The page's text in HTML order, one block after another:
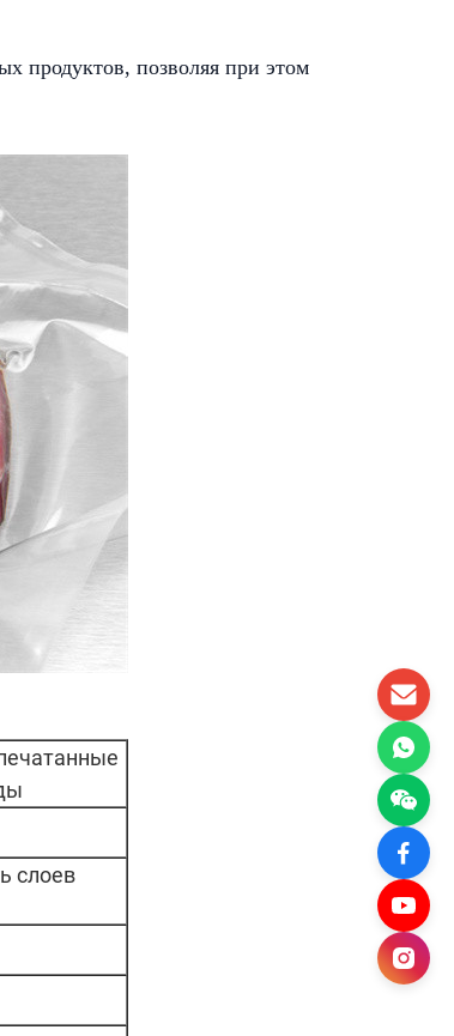
продуктов, позволяя при этом
слоев